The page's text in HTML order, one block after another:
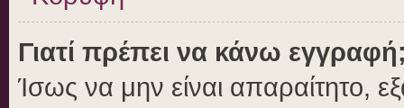
Γιατί πρέπει να κάνω
Ίσως να μην είναι απαραίτητο,